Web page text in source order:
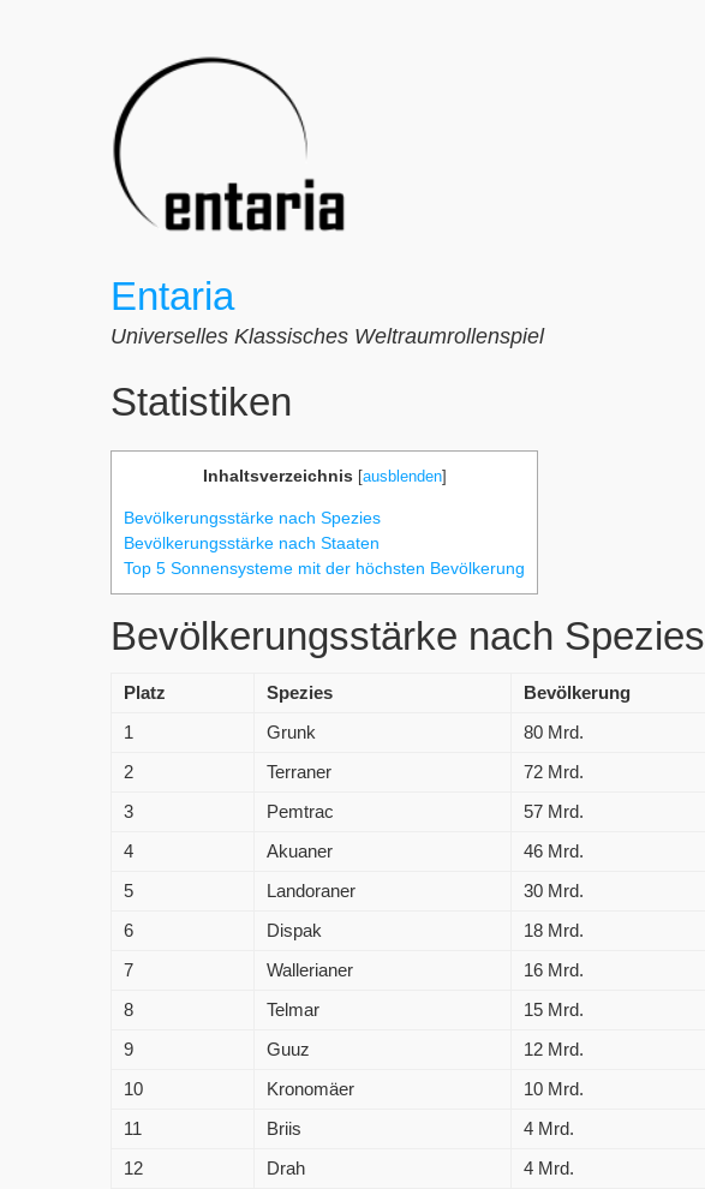
Entaria
Universelles Klassisches Weltraumrollenspiel
Statistiken
Inhaltsverzeichnis [ausblenden]
Bevölkerungsstärke nach Spezies
Bevölkerungsstärke nach Staaten
Top 5 Sonnensysteme mit der höchsten Bevölkerung
Bevölkerungsstärke nach Spezies
Platz Spezies
Bevölkerung
1
Grunk
80 Mrd.
2
Terraner
72 Mrd.
3
Pemtrac
57 Mrd.
4
Akuaner
46 Mrd.
5
Landoraner
30 Mrd.
6
Dispak
18 Mrd.
7
Wallerianer
16 Mrd.
8
Telmar
15 Mrd.
9
Guuz
12 Mrd.
10
Kronomäer
10 Mrd.
11
Briis
4 Mrd.
12
Drah
4 Mrd.